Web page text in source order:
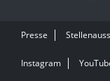
Presse
Instagram